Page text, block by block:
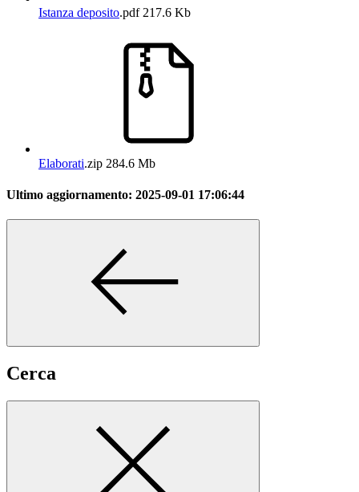
Istanza deposito.pdf217.6 Kb
Elaborati.zip 284.6 Mb
Ultimo aggiornamento: 2025-09-01 17:06:44
Cerca